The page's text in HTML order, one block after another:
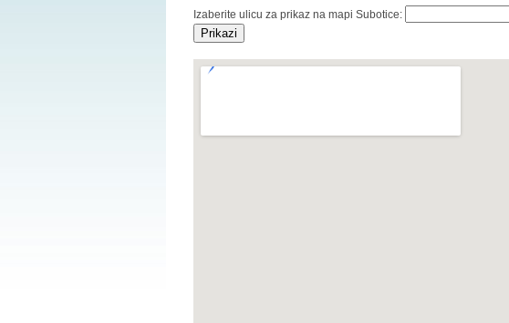
Izaberite ulicu za prikaz na mapi Subotice: